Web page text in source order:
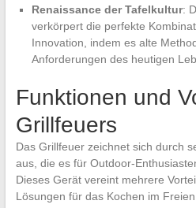
Renaissance der Tafelkultur:
verkörpert die perfekte
Innovation, indem es alte
Anforderungen des heutigen
Funktionen und
Grillfeuers
Das Grillfeuer zeichnet sich durch
aus, die es für Outdoor-
Dieses Gerät vereint mehrere
Lösungen für das Kochen im Freien